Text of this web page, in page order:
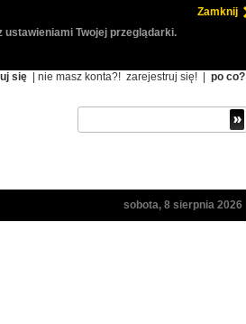
Zamknij
Twojej przeglądarki.
się | nie masz konta?! zarejestruj się! po co?
sobota, 8 sierpnia 2026